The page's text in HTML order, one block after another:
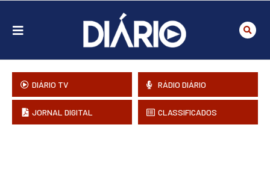
DIÁRIO TV RÁDIO DIÁRIO
JORNAL DIGITAL CLASSIFICADOS